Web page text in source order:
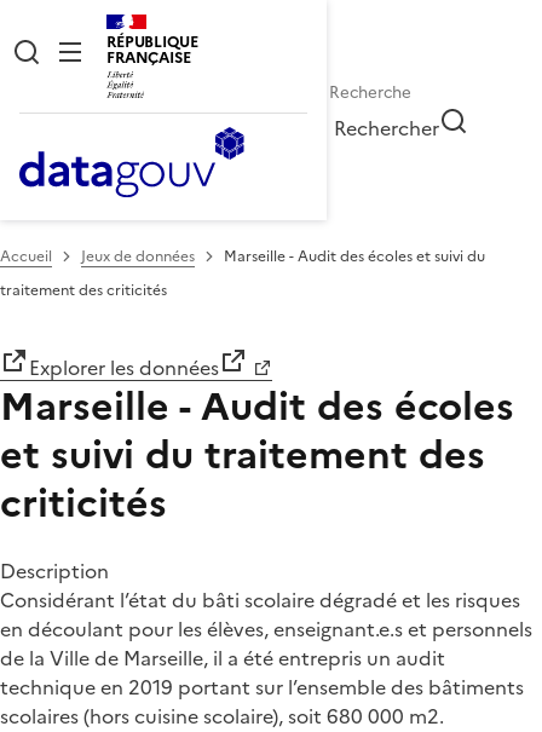
RÉPUBLIQUE
FRANÇAISE
Rechercher
Accueil Jeux de données
Marseille - Audit des écoles et suivi du
traitement des criticités
Explorer les données
Marseille - Audit des écoles
et suivi du traitement des
criticités
Description
Considérant l’état du bâti scolaire dégradé et les risques
en découlant pour les élèves, enseignant.e.s et personnels
de la Ville de Marseille, il a été entrepris un audit
technique en 2019 portant sur l’ensemble des bâtiments
scolaires (hors cuisine scolaire), soit 680 000 m2.